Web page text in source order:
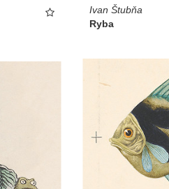
Ivan Štubňa
Ryba